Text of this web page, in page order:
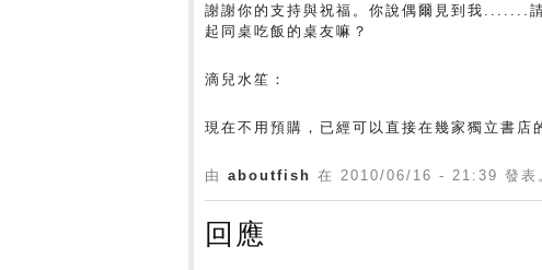
謝謝你的支持與祝福。你說偶爾見到我.......
起同桌吃飯的桌友嘛？
滴兒水笙：
現在不用預購，已經可以直接在幾家獨立書店
由 aboutfish 在 2010/06/16 - 21:39 發表
回應